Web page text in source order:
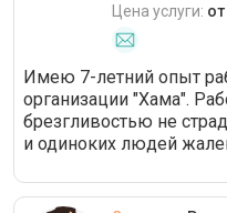
Цена услуги:
Имею 7-летний опыт
организации "Хама".
брезгливостью не
и одиноких людей